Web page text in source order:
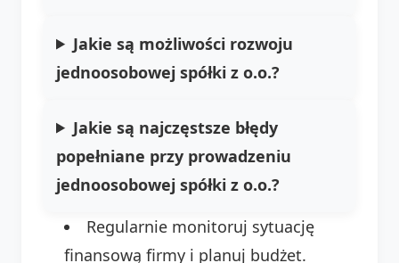
Jakie są możliwości rozwoju
jednoosobowej spółki z o.o.?
Jakie są najczęstsze błędy
popełniane przy prowadzeniu
jednoosobowej spółki z o.o.?
Regularnie monitoruj sytuację
finansową firmy i planuj budżet.